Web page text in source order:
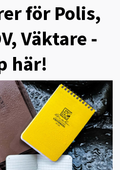
för Polis,
Väktare -
här!